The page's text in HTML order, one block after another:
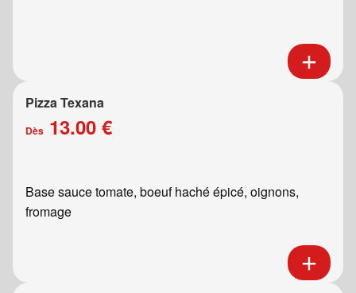
Pizza Texana
Dès 13.00 €
Base sauce tomate, boeuf haché épicé, oignons,
fromage